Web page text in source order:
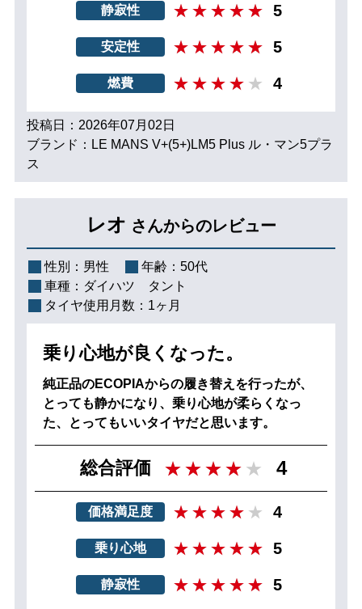
静寂性 5
安定性 5
燃費 4
投稿日：2026年07月02日
ブランド：LE MANS V+(5+)LM5 Plus ル・マン5プラ
ス
レオ さんからのレビュー
性別： 男性 年齢： 50代
車種： ダイハツ タント
タイヤ使用月数： 1ヶ月
乗り心地が良くなった。
純正品のECOPIAからの履き替えを行ったが、
とっても静かになり、乗り心地が柔らくなっ
た、とってもいいタイヤだと思います。
総合評価 4
価格満足度 4
乗り心地 5
静寂性 5